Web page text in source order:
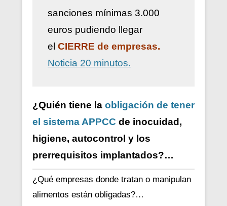
sanciones mínimas 3.000
euros pudiendo llegar
el CIERRE de empresas.
Noticia 20 minutos.
¿Quién tiene la obligación de tener
el sistema APPCC de inocuidad,
higiene, autocontrol y los
prerrequisitos implantados?…
¿Qué empresas donde tratan o manipulan
alimentos están obligadas?…